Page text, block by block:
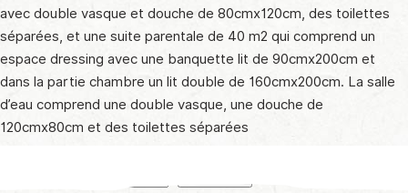
avec double vasque et douche de 80cmx120cm, des toilettes
séparées, et une suite parentale de 40 m2 qui comprend un
espace dressing avec une banquette lit de 90cmx200cm et
dans la partie chambre un lit double de 160cmx200cm. La salle
d’eau comprend une double vasque, une douche de
120cmx80cm et des toilettes séparées